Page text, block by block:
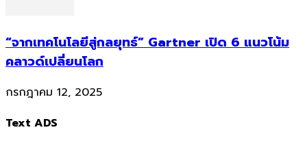
“จากเทคโนโลยีสู่กลยุทธ์” Gartner เปิด 6 แนวโน้ม
คลาวด์เปลี่ยนโลก
กรกฎาคม 12, 2025
Text ADS